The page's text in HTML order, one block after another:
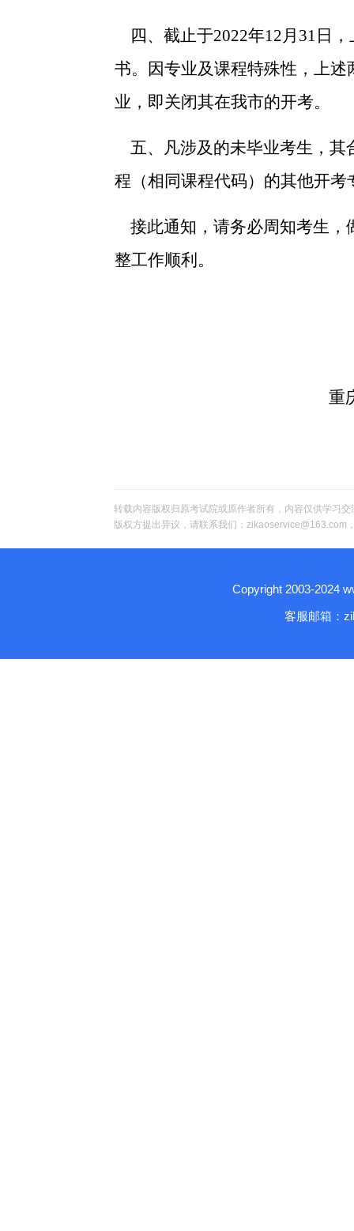
四、截止于2022年12月 31 日
书。因专业及课程特殊性，上
业，即关闭其在我市的开考。
五、凡涉及的未毕业考生，
程（相同课程代码）的其他开考
接此通知，请务必周知考生
整工作顺利。
重
转载内容版权归原考试院或原作者所有，内容仅供学习
版权方提出异议，请联系我们：zikaoservice@163.com
Copyright 2003-2024
客服邮箱：